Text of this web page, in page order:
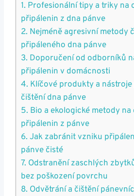
1. Profesionální ‌tipy a⁢ triky na
připálenin z dna pánve
2. Nejméně agresivní metody
připáleného dna pánve
3. Doporučení od ⁤odborníků
připálenin v domácnosti
4.⁢ Klíčové produkty a
čištění‍ dna pánve
5. Bio ⁢a ekologické metody
připálenin z pánve
6. Jak zabránit ‍vzniku
pánve čisté
7. Odstranění zaschlých
bez poškození povrchu
8. Odvětrání a čištění